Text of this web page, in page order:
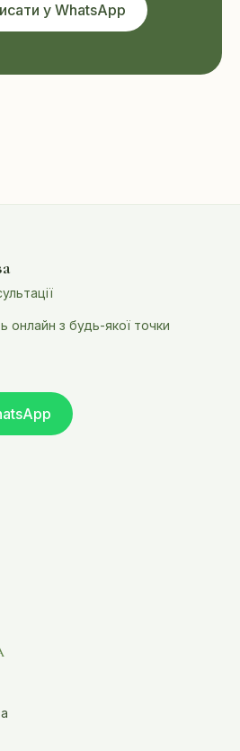
у WhatsApp
онлайн з будь-якої точки